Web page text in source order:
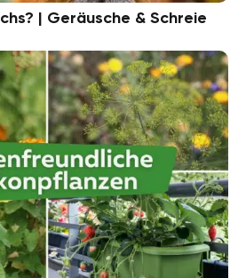
| Geräusche & Schreie